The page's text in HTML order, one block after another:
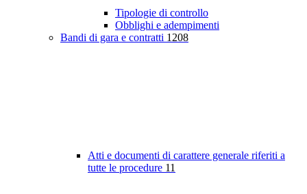
Tipologie di controllo
Obblighi e adempimenti
Bandi di gara e contratti 1208
Atti e documenti di carattere generale riferiti a
tutte le procedure 11